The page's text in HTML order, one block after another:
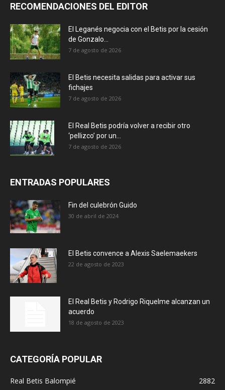
RECOMENDACIONES DEL EDITOR
El Leganés negocia con el Betis por la cesión
de Gonzalo...
7 de agosto de 2026
El Betis necesita salidas para activar sus
fichajes
7 de agosto de 2026
El Real Betis podría volver a recibir otro
‘pellizco’ por un...
7 de agosto de 2026
ENTRADAS POPULARES
Fin del culebrón Guido
30 de abril de 2024
El Betis convence a Alexis Saelemaekers
22 de agosto de 2023
El Real Betis y Rodrigo Riquelme alcanzan un
acuerdo
18 de agosto de 2023
CATEGORÍA POPULAR
Real Betis Balompié
2882